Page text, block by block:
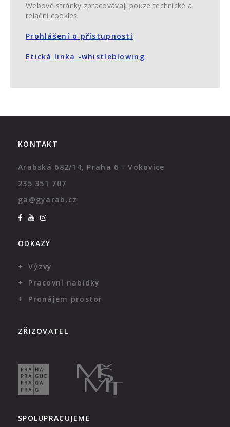
Webové stránky zpracovávají pouze technické a
relační cookies
Prohlášení o přístupnosti
Etická linka -whistleblowing
KONTAKT
Arabská 682/14, Praha 6 - Vokovice
235 351 707
ga@gyarab.cz
ODKAZY
Výzvy
Pracovní nabídky
Pronájem prostor
ZŘIZOVATEL
SPOLUPRACUJEME